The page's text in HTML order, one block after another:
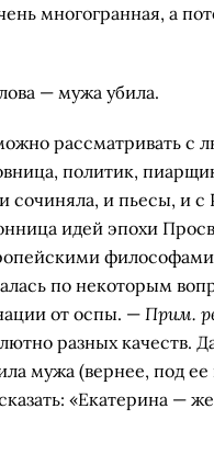
многогранная, а
— мужа убила.
рассматривать с
политик,
сочиняла, и пьесы, и с
идей эпохи
по некоторым
от оспы. — Прим.
разных качеств.
мужа (вернее, под
«Екатери­на —